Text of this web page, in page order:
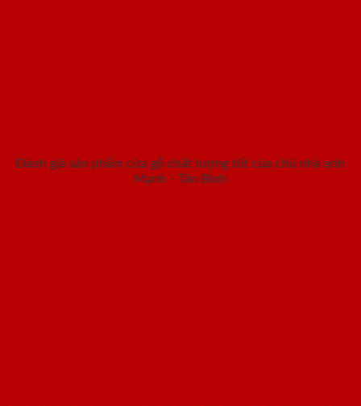
Đánh giá sản phẩm cửa gỗ chất lượng tốt của chủ nhà anh
Mạnh - Tân Bình